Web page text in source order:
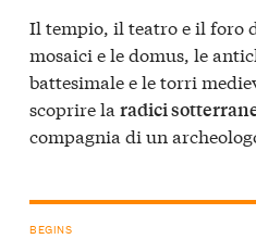
Il tempio, il teatro e il foro
mosaici e le domus, le
battesimale e le torri
scoprire la radici
compagnia di un
BEGINS